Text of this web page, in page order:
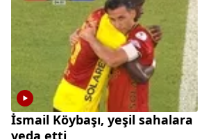
İsmail Köybaşı, yeşil sahalara
veda etti